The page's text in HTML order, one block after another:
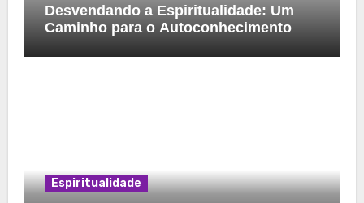
Desvendando a Espiritualidade: Um
Caminho para o Autoconhecimento
Espiritualidade